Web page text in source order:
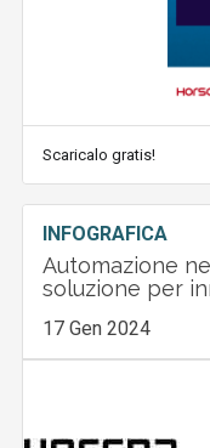
Scaricalo gratis!
INFOGRAFICA
Automazione
soluzione per
17 Gen 2024